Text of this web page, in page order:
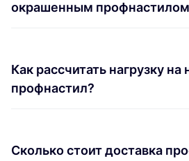
окрашенным
Как рассчитать нагрузку
профнастил?
Сколько стоит доставка